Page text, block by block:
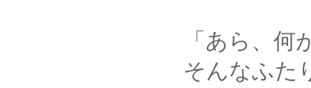
「あら、何がで
そんなふたりに気づ